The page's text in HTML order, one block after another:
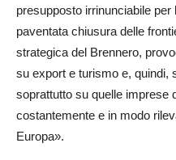
presupposto irrinunciabile
paventata chiusura delle
strategica del Brennero,
su export e turismo e, quindi,
soprattutto su quelle imprese
costantemente e in modo
Europa».